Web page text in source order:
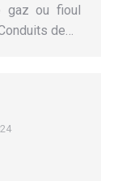
gaz ou fioul
de…